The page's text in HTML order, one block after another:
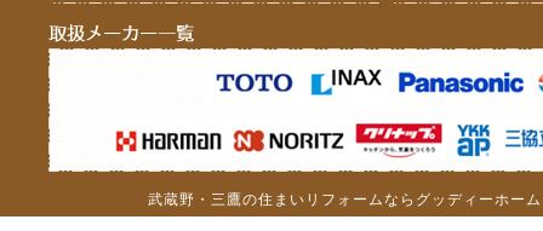
武蔵野・三鷹の住まいリフォームならグッディーホ